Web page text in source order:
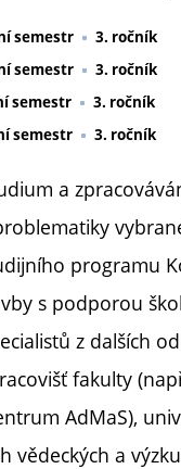
semestr
3. ročník
semestr
3. ročník
semestr
3. ročník
semestr 3. ročník
a
programu
s podporou
z dalších
fakulty
AdMaS),
vědeckých a